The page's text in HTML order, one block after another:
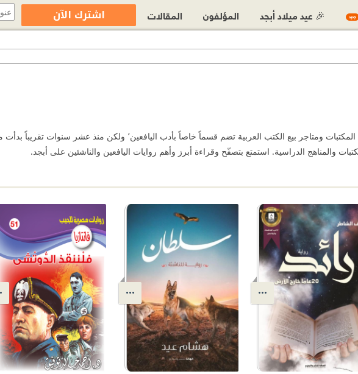
يشهد العالم العربي نهضة في أدب اليافعين فقبل جيل واحد فقط لم تكن المكتبات ومتاجر بيع الكتب
والمناهج الدراسية. استمتع بتصفّح وقراءة أبرز وأهم روايات اليافعين والناشئين على أبجد.
جديد 🎉 عيد ميلاد أبجد المؤلفون المقالات اشترك الآن